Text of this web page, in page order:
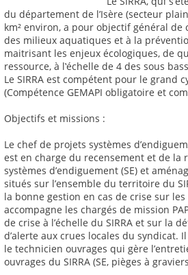
du département de l’Isère (secteur
km² environ, a pour objectif général de
des milieux aquatiques et à la
maitrisant les enjeux écologiques, de
ressource, à l‛échelle de 4 des sous
Le SIRRA est compétent pour le grand
(Compétence GEMAPI obligatoire et
Objectifs et missions :
Le chef de projets systèmes
est en charge du recensement et de la
systèmes d’endiguement (SE) et
situés sur l’ensemble du territoire du
la bonne gestion en cas de crise sur les
accompagne les chargés de mission
de crise à l’échelle du SIRRA et sur la
d’alerte aux crues locales du syndicat.
le technicien ouvrages qui gère
ouvrages du SIRRA (SE, pièges à